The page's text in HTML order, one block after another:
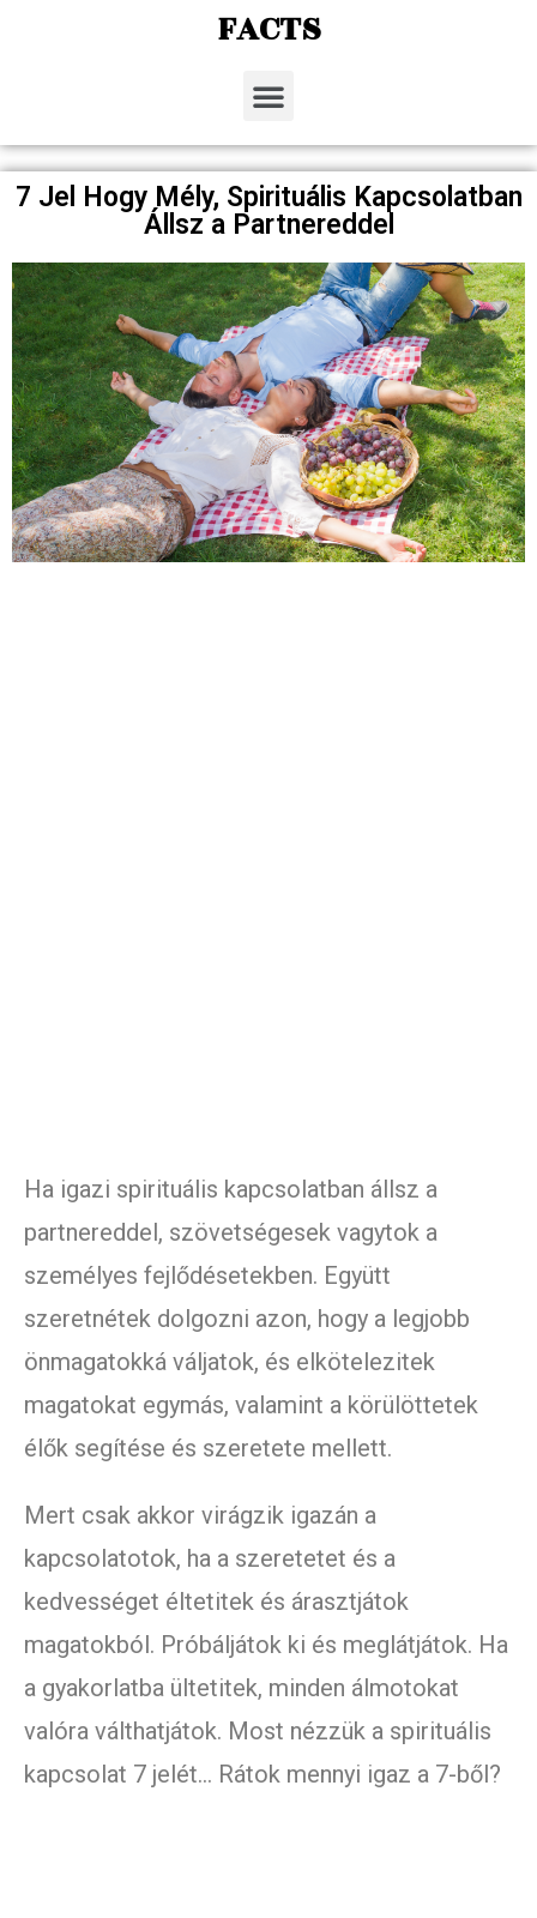
FACTS
7 Jel Hogy Mély, Spirituális Kapcsolatban
Állsz a Partnereddel
Ha igazi spirituális kapcsolatban állsz a
partnereddel, szövetségesek vagytok a
személyes fejlődésetekben. Együtt
szeretnétek dolgozni azon, hogy a legjobb
önmagatokká váljatok, és elkötelezitek
magatokat egymás, valamint a körülöttetek
élők segítése és szeretete mellett.
Mert csak akkor virágzik igazán a
kapcsolatotok, ha a szeretetet és a
kedvességet éltetitek és árasztjátok
magatokból. Próbáljátok ki és meglátjátok. Ha
a gyakorlatba ültetitek, minden álmotokat
valóra válthatjátok. Most nézzük a spirituális
kapcsolat 7 jelét… Rátok mennyi igaz a 7-ből?